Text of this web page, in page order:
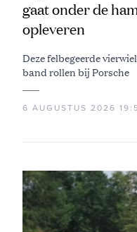
gaat onder de
opleveren
Deze felbegeerde
band rollen bij Porsche
6 AUGUSTUS 2026